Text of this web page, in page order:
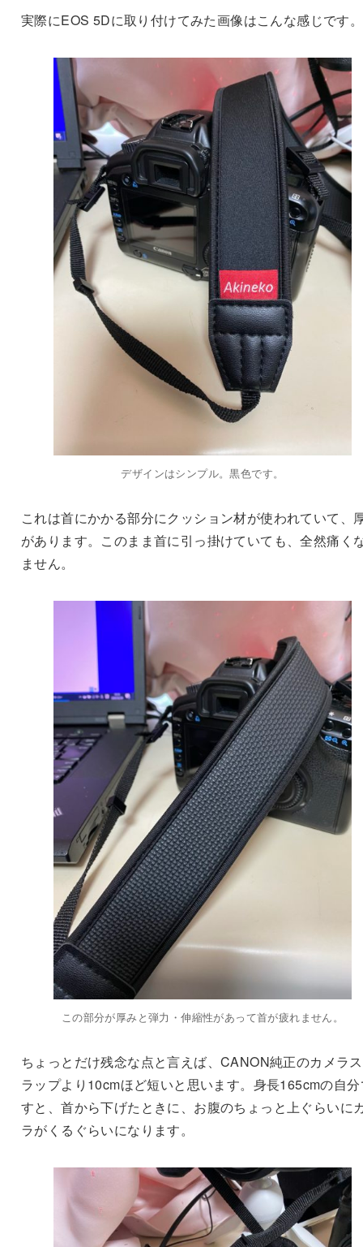
実際にEOS 5Dに取り付けてみた画像はこんな感じです。
デザインはシンプル。黒色です。
これは首にかかる部分にクッション材が使われていて、
があります。このまま首に引っ掛けていても、全然痛く
ません。
この部分が厚みと弾力・伸縮性があって首が疲れません。
ちょっとだけ残念な点と言えば、CANON純正のカメラ
ラップより10cmほど短いと思います。身長165cmの自
すと、首から下げたときに、お腹のちょっと上ぐらいに
ラがくるぐらいになります。